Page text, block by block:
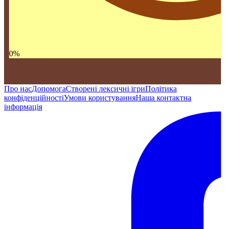
0%
Про насДопомогаСтворені лексичні ігриПолітика
конфіденційностіУмови користуванняНаша контактна
інформація